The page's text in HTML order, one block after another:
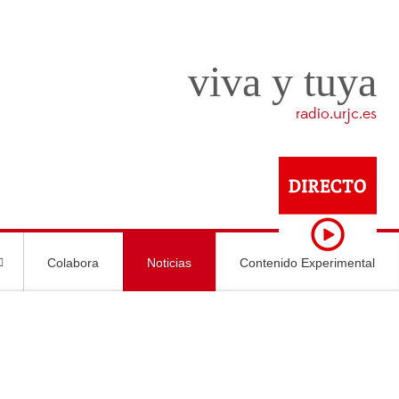
viva y tuya
radio.urjc.es
Colabora Noticias Contenido Experimental